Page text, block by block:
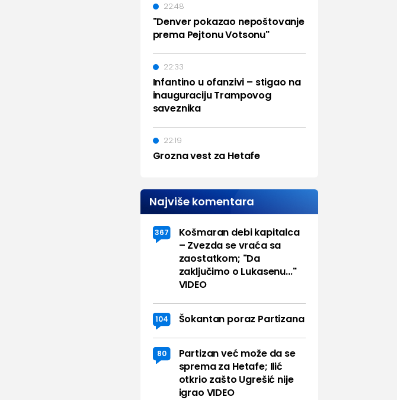
"Denver pokazao nepoštovanje
prema Pejtonu Votsonu"
22:48
Infantino u ofanzivi – stigao na
inauguraciju Trampovog
saveznika
22:33
Grozna vest za Hetafe
22:19
Najviše komentara
367
Košmaran debi kapitalca
– Zvezda se vraća sa
zaostatkom; "Da
zaključimo o Lukasenu..."
VIDEO
104 Šokantan poraz Partizana
80
Partizan već može da se
sprema za Hetafe; Ilić
otkrio zašto Ugrešić nije
igrao VIDEO